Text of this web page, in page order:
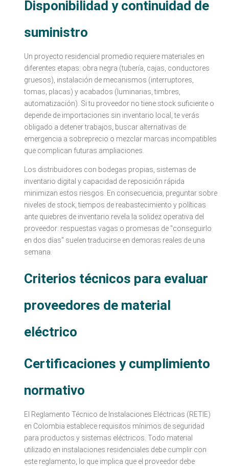
Disponibilidad y continuidad de
suministro
Un proyecto residencial promedio requiere materiales en
diferentes etapas: obra negra (tubería, cajas, conductores
gruesos), instalación de mecanismos (interruptores,
tomas, placas) y acabados (luminarias, timbres,
automatización). Si tu proveedor no tiene stock suficiente o
depende de importaciones sin inventario local, te verás
obligado a detener trabajos, buscar alternativas de
emergencia a sobreprecio o mezclar marcas incompatibles
que complican futuras ampliaciones.
Los distribuidores con bodegas propias, sistemas de
inventario digital y capacidad de reposición rápida
minimizan estos riesgos. En consecuencia, preguntar sobre
niveles de stock, tiempos de reabastecimiento y políticas
ante quiebres de inventario revela la solidez operativa del
proveedor: respuestas vagas o promesas de "conseguirlo
en dos días" suelen traducirse en demoras reales de una
semana.
Criterios técnicos para evaluar
proveedores de material
eléctrico
Certificaciones y cumplimiento
normativo
El Reglamento Técnico de Instalaciones Eléctricas (RETIE)
en Colombia establece requisitos mínimos de seguridad
para productos y sistemas eléctricos. Todo material
utilizado en instalaciones residenciales debe cumplir con
este reglamento, lo que implica que el proveedor debe